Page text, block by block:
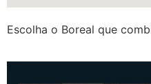
Escolha o Boreal que